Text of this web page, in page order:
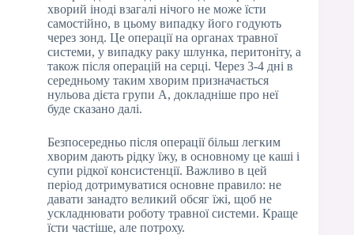
хворий іноді взагалі нічого не може їсти
самостійно, в цьому випадку його годують
через зонд. Це операції на органах травної
системи, у випадку раку шлунка, перитоніту, а
також після операцій на серці. Через 3-4 дні в
середньому таким хворим призначається
нульова дієта групи А, докладніше про неї
буде сказано далі.
Безпосередньо після операції більш легким
хворим дають рідку їжу, в основному це каші і
супи рідкої консистенції. Важливо в цей
період дотримуватися основне правило: не
давати занадто великий обсяг їжі, щоб не
ускладнювати роботу травної системи. Краще
їсти частіше, але потроху.